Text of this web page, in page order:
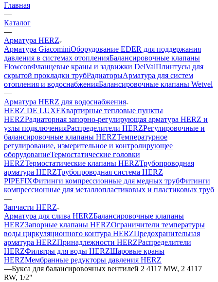
Главная
—
Каталог
—
Арматура HERZ
Арматура GiacominiОборудование EDER для поддержания
давления в системах отопленияБалансировочные клапаны
FlowconФланцевые краны и задвижки DelValПлинтусы для
скрытой прокладки трубРадиаторыАрматура для систем
отопления и водоснабженияБалансировочные клапаны Wetvel
—
Арматура HERZ для водоснабжения
HERZ DE LUXEКвартирные тепловые пункты
HERZРадиаторная запорно-регулирующая арматура HERZ и
узлы подключенияРаспределители HERZРегулировочные и
балансировочные клапаны HERZТемпературное
регулирование, измерительное и контролирующее
оборудованиеТермостатические головки
HERZТермостатические клапаны HERZТрубопроводная
арматура HERZТрубопроводная система HERZ
PIPEFIXФитинги компрессионные для медных трубФитинги
компрессионные для металлопластиковых и пластиковых труб
—
Запчасти HERZ
Арматура для слива HERZБалансировочные клапаны
HERZЗапорные клапаны HERZОграничители температуры
воды циркуляционного контура HERZПредохранительная
арматура HERZПринадлежности HERZРаспределители
HERZФильтры для воды HERZШаровые краны
HERZМембранные редукторы давления HERZ
—Букса для балансировочных вентилей 2 4117 MW, 2 4117
RW, 1/2"